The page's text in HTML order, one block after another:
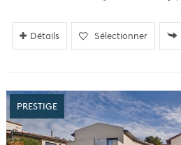
Détails Sélectionner
PRESTIGE